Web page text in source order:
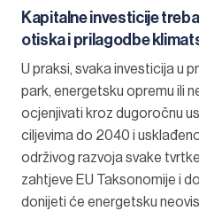
Kapitalne investicije
otiska i prilagodbe
U praksi, svaka investicija u
park, energetsku opremu ili
ocjenjivati kroz dugoročnu
ciljevima do 2040 i
održivog razvoja svake
zahtjeve EU Taksonomije i
donijeti će energetsku